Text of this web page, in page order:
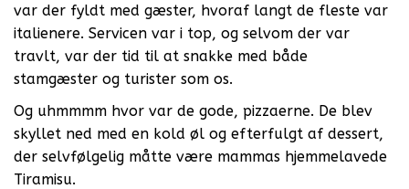
var der fyldt med gæster, hvoraf langt de fleste var
italienere. Servicen var i top, og selvom der var
travlt, var der tid til at snakke med både
stamgæster og turister som os.
Og uhmmmm hvor var de gode, pizzaerne. De blev
skyllet ned med en kold øl og efterfulgt af dessert,
der selvfølgelig måtte være mammas hjemmelavede
Tiramisu.